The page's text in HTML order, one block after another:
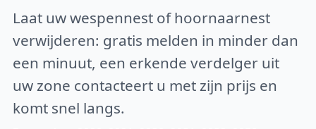
Laat uw wespennest of hoornaarnest
verwijderen: gratis melden in minder dan
een minuut, een erkende verdelger uit
uw zone contacteert u met zijn prijs en
komt snel langs.